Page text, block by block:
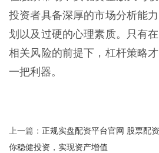
投资者具备深厚的市场分析能
划以及过硬的心理素质。只有
相关风险的前提下，杠杆策略
一把利器。
上一篇： 正规实盘配资平台官网 股票配
你稳健投资，实现资产增值